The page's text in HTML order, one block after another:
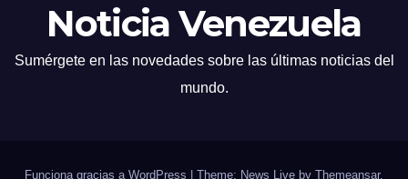
Noticia Venezuela
Sumérgete en las novedades sobre las últimas noticias del
mundo.
Funciona gracias a WordPress Theme: News Live by Themeansar.